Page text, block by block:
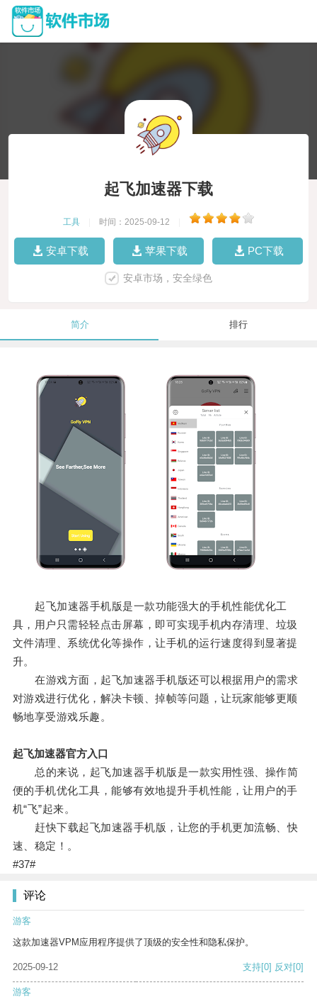
起飞加速器下载
工具 时间：2025-09-12
安卓下载 苹果下载 PC下载
安卓市场，安全绿色
简介 排行
起飞加速器手机版是一款功能强大的手机性能优化工
具，用户只需轻轻点击屏幕，即可实现手机内存清理、垃圾
文件清理、系统优化等操作，让手机的运行速度得到显著提
升。
在游戏方面，起飞加速器手机版还可以根据用户的需求
对游戏进行优化，解决卡顿、掉帧等问题，让玩家能够更顺
畅地享受游戏乐趣。
起飞加速器官方入口
总的来说，起飞加速器手机版是一款实用性强、操作简
便的手机优化工具，能够有效地提升手机性能，让用户的手
机“飞”起来。
赶快下载起飞加速器手机版，让您的手机更加流畅、快
速、稳定！。
#37#
评论
游客
这款加速器VPM应用程序提供了顶级的安全性和隐私保护。
2025-09-12 支持[0] 反对[0]
游客